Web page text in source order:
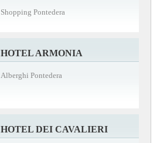
Shopping Pontedera
HOTEL ARMONIA
Alberghi Pontedera
HOTEL DEI CAVALIERI